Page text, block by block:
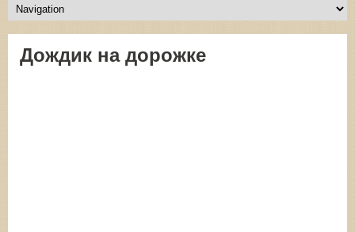
Дождик на дорожке